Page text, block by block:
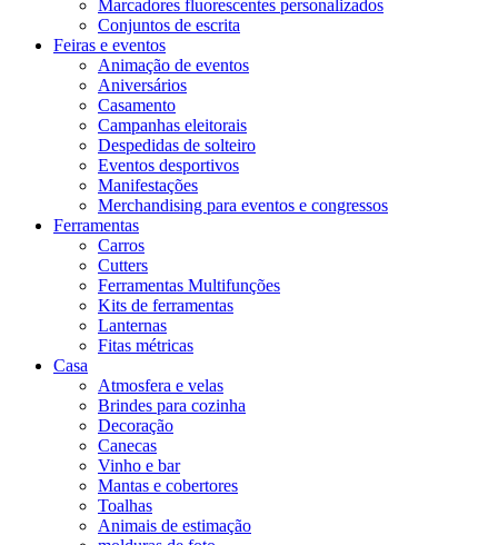
Marcadores fluorescentes personalizados
Conjuntos de escrita
Feiras e eventos
Animação de eventos
Aniversários
Casamento
Campanhas eleitorais
Despedidas de solteiro
Eventos desportivos
Manifestações
Merchandising para eventos e congressos
Ferramentas
Carros
Cutters
Ferramentas Multifunções
Kits de ferramentas
Lanternas
Fitas métricas
Casa
Atmosfera e velas
Brindes para cozinha
Decoração
Canecas
Vinho e bar
Mantas e cobertores
Toalhas
Animais de estimação